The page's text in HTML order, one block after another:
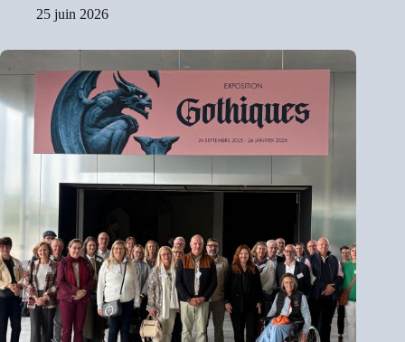
25 juin 2026